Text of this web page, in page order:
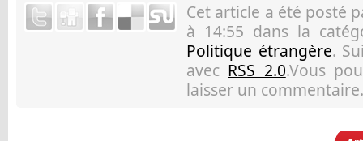
Cet article a été posté
à 14:55 dans la
Politique étrangère.
avec RSS 2.0.Vous
laisser un